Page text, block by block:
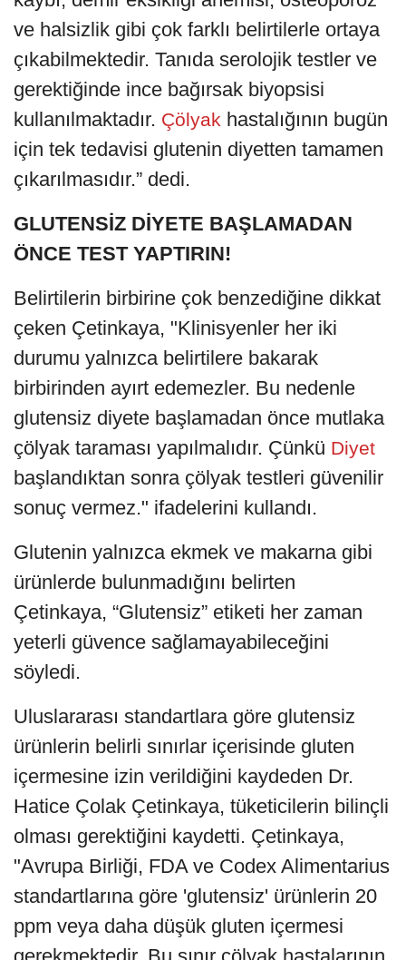
ve halsizlik gibi çok farklı belirtilerle ortaya
çıkabilmektedir. Tanıda serolojik testler ve
gerektiğinde ince bağırsak biyopsisi
kullanılmaktadır. Çölyak hastalığının bugün
için tek tedavisi glutenin diyetten tamamen
çıkarılmasıdır.” dedi.
GLUTENSİZ DİYETE BAŞLAMADAN
ÖNCE TEST YAPTIRIN!
Belirtilerin birbirine çok benzediğine dikkat
çeken Çetinkaya, "Klinisyenler her iki
durumu yalnızca belirtilere bakarak
birbirinden ayırt edemezler. Bu nedenle
glutensiz diyete başlamadan önce mutlaka
çölyak taraması yapılmalıdır. Çünkü Diyet
başlandıktan sonra çölyak testleri güvenilir
sonuç vermez." ifadelerini kullandı.
Glutenin yalnızca ekmek ve makarna gibi
ürünlerde bulunmadığını belirten
Çetinkaya, “Glutensiz” etiketi her zaman
yeterli güvence sağlamayabileceğini
söyledi.
Uluslararası standartlara göre glutensiz
ürünlerin belirli sınırlar içerisinde gluten
içermesine izin verildiğini kaydeden Dr.
Hatice Çolak Çetinkaya, tüketicilerin bilinçli
olması gerektiğini kaydetti. Çetinkaya,
"Avrupa Birliği, FDA ve Codex Alimentarius
standartlarına göre 'glutensiz' ürünlerin 20
ppm veya daha düşük gluten içermesi